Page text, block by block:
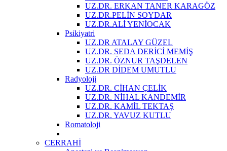
UZ.DR. ERKAN TANER KARAGÖZ
UZ.DR.PELİN SOYDAR
UZ.DR.ALİ YENİOCAK
Psikiyatri
UZ.DR ATALAY GÜZEL
UZ.DR. SEDA DERİCİ MEMİŞ
UZ.DR. ÖZNUR TAŞDELEN
UZ.DR DİDEM UMUTLU
Radyoloji
UZ.DR. CİHAN ÇELİK
UZ.DR. NİHAL KANDEMİR
UZ.DR. KAMİL TEKTAŞ
UZ.DR. YAVUZ KUTLU
Romatoloji
CERRAHİ